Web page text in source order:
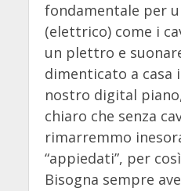
fondamentale per
(elettrico) come i
un plettro e
dimenticato a casa
nostro digital
chiaro che senza
rimarremmo
“appiedati”, per
Bisogna sempre